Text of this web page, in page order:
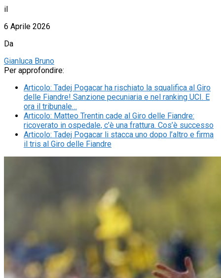
il
6 Aprile 2026
Da
Gianluca Bruno
Per approfondire:
Articolo: Tadej Pogacar ha rischiato la squalifica al Giro
delle Fiandre! Sanzione pecuniaria e nel ranking UCI. E
ora il tribunale…
Articolo: Matteo Trentin cade al Giro delle Fiandre:
ricoverato in ospedale, c’è una frattura. Cos’è successo
Articolo: Tadej Pogacar li stacca uno dopo l’altro e firma
il tris al Giro delle Fiandre